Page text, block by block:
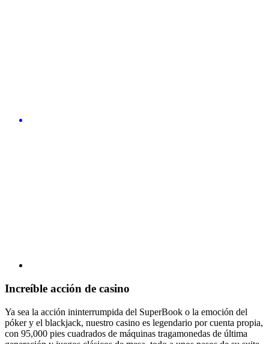
Increíble acción de casino
Ya sea la acción ininterrumpida del SuperBook o la emoción del
póker y el blackjack, nuestro casino es legendario por cuenta propia,
con 95,000 pies cuadrados de máquinas tragamonedas de última